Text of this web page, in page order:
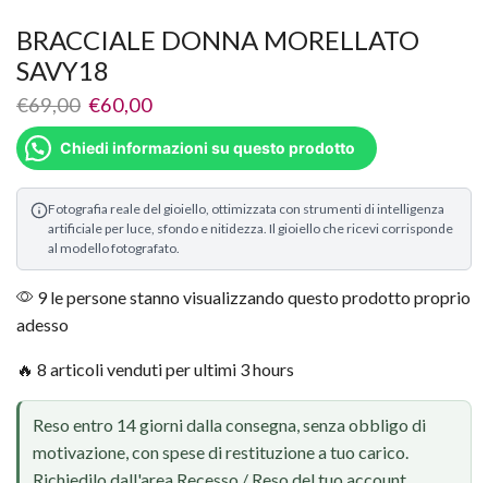
BRACCIALE DONNA MORELLATO
SAVY18
€69,00 €60,00
Chiedi informazioni su questo prodotto
Fotografia reale del gioiello, ottimizzata con strumenti di intelligenza
artificiale per luce, sfondo e nitidezza. Il gioiello che ricevi corrisponde
al modello fotografato.
9 le persone stanno visualizzando questo prodotto proprio
adesso
🔥 8 articoli venduti per ultimi 3 hours
Reso entro 14 giorni dalla consegna, senza obbligo di
motivazione, con spese di restituzione a tuo carico.